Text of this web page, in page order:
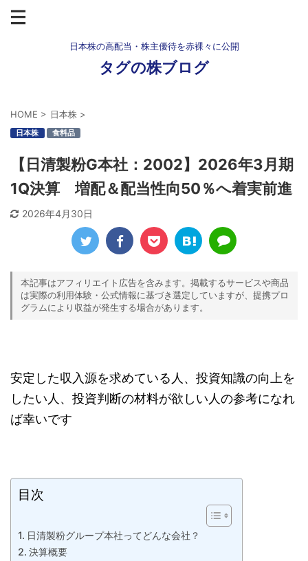
日本株の高配当・株主優待を赤裸々に公開
タグの株ブログ
HOME > 日本株 >
日本株 食料品
【日清製粉G本社：2002】2026年3月期
1Q決算 増配＆配当性向50％へ着実前進
2026年4月30日
本記事はアフィリエイト広告を含みます。掲載するサービスや商品
は実際の利用体験・公式情報に基づき選定していますが、提携プロ
グラムにより収益が発生する場合があります。
安定した収入源を求めている人、投資知識の向上を
したい人、投資判断の材料が欲しい人の参考になれ
ば幸いです
目次
日清製粉グループ本社ってどんな会社？
決算概要